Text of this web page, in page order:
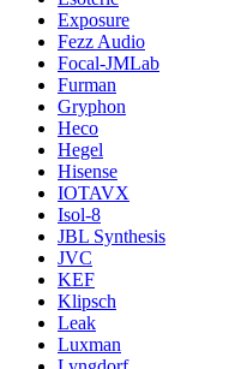
Exposure
Fezz Audio
Focal-JMLab
Furman
Gryphon
Heco
Hegel
Hisense
IOTAVX
Isol-8
JBL Synthesis
JVC
KEF
Klipsch
Leak
Luxman